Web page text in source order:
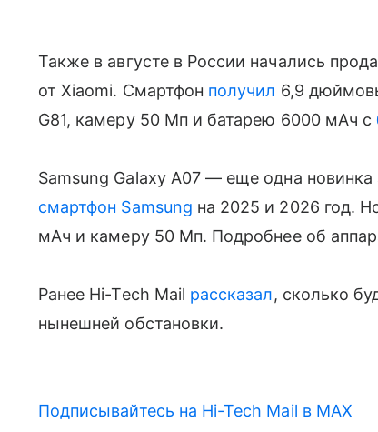
Также в августе в России начались
от Xiaomi. Смартфон получил 6,9
G81, камеру 50 Мп и батарею 6000 мАч с
Samsung Galaxy A07 — еще одна
смартфон Samsung на 2025 и 2026 год.
мАч и камеру 50 Мп. Подробнее об
Ранее Hi-Tech Mail рассказал, сколько
нынешней обстановки.
Подписывайтесь на Hi-Tech Mail в MAX